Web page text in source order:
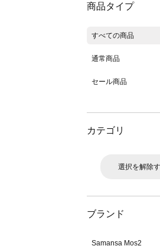
商品タイプ
すべての商品
通常商品
セール商品
カテゴリ
選択を解除
ブランド
Samansa Mos2